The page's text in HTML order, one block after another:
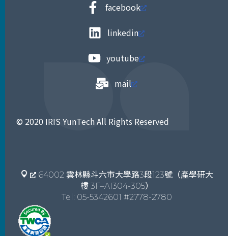
facebook
linkedin
youtube
mail
© 2020 IRIS YunTech All Rights Reserved
64002 雲林縣斗六市大學路3段123號（產學研大
樓 3F–AI304-305）
Tel: 05-5342601 #2778-2780